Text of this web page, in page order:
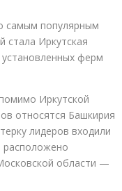
самым популярным
стала Иркутская
ферм
Иркутской
относятся Башкирия
лидеров входили
расположено
области —